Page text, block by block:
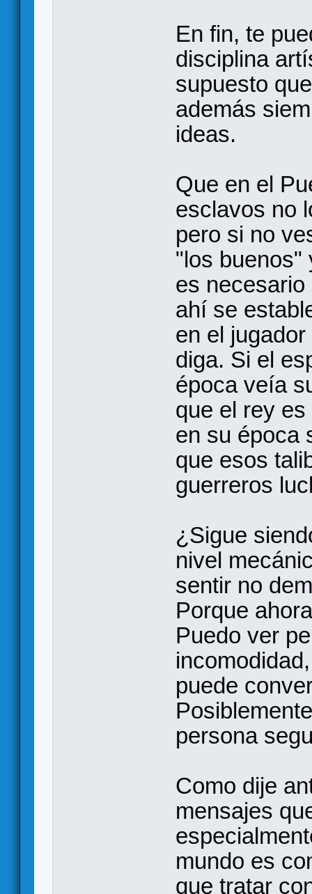
En fin, te
disciplina
supuesto
además
ideas.
Que en el
esclavos no
pero si no
"los buenos"
es
ahí se
en el
diga. Si el
época veía
que el rey
en su época
que esos
guerreros
¿Sigue
nivel
sentir no
Porque
Puedo ver
puede
persona
Como dije
mensajes
mundo es
que tratar